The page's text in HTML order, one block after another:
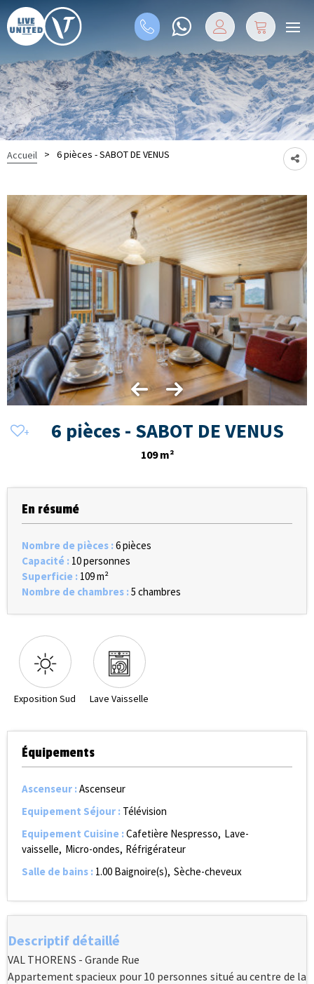
Accueil > 6 pièces - SABOT DE VENUS
6 pièces - SABOT DE VENUS
109 m²
En résumé
Nombre de pièces :6 pièces
Capacité : 10 personnes
Superficie : 109m²
Nombre de chambres :5 chambres
Exposition Sud Lave Vaisselle
Équipements
Ascenseur :Ascenseur
Equipement Séjour : Télévision
Equipement Cuisine :Cafetière Nespresso Lave-
vaisselle Micro-ondes Réfrigérateur
Salle de bains : 1.00 Baignoire(s) Sèche-cheveux
Descriptif détaillé
VAL THORENS - Grande Rue
Appartement spacieux pour 10 personnes situé au centre de la